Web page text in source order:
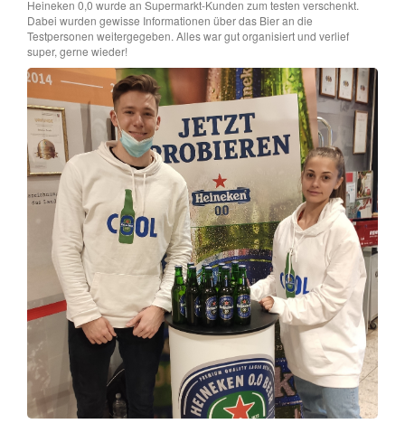
Heineken 0,0 wurde an Supermarkt-Kunden zum testen verschenkt.
Dabei wurden gewisse Informationen über das Bier an die
Testpersonen weitergegeben. Alles war gut organisiert und verlief
super, gerne wieder!